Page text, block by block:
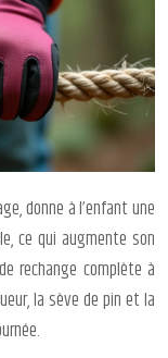
donne à l’enfant une
ce qui augmente son
rechange complète à
la sève de pin et la